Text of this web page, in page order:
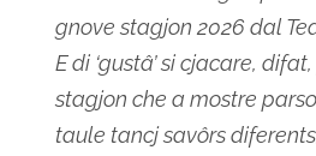
gnove stagjon 2026 dal
E di ‘gustâ’ si cjacare,
stagjon che a mostre
taule tancj savôrs